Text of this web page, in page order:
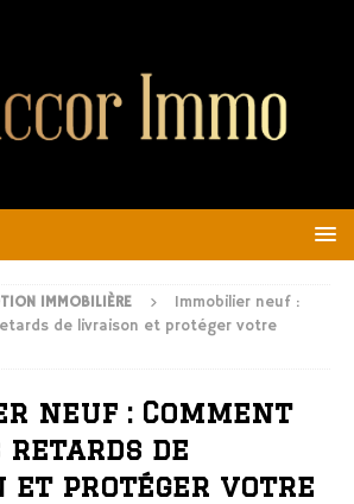
IMMOBILIÈRE
Immobilier neuf :
de livraison et protéger votre
neuf : Comment
retards de
et protéger votre